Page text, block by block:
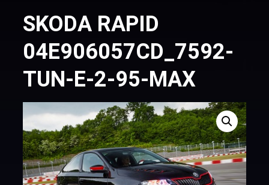
SKODA RAPID
04E906057CD_7592-
TUN-E-2-95-MAX